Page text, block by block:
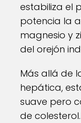
estabiliza el
potencia la
magnesio y
del orejón
Más allá de
hepática,
suave pero
de